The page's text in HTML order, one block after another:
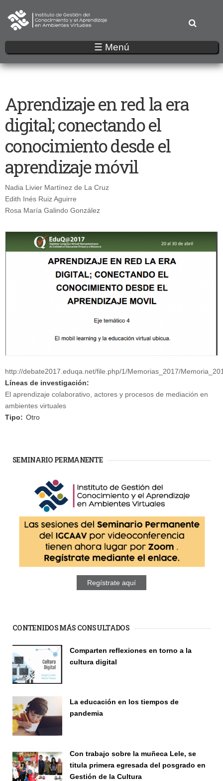
al
contenido
principal
☰ Menú
Aprendizaje en red la era
digital; conectando el
conocimiento desde el
aprendizaje móvil
Nadia Livier Martínez de La Cruz
Edith Inés Ruiz Aguirre
Rosa María Galindo González
http://debate2017.eduqa.net/file.php/1/Memorias_2017/
Líneas de investigación:
El aprendizaje colaborativo, actores y procesos de mediación en
ambientes virtuales
Tipo: Otro
SEMINARIO PERMANENTE
Regístrate aquí
CONTENIDOS MÁS CONSULTADOS
Comparten reflexiones en torno a la
cultura digital
La educación en los tiempos de
pandemia
Con trabajo sobre la muñeca Lele, se
titula primera egresada del posgrado en
Gestión de la Cultura